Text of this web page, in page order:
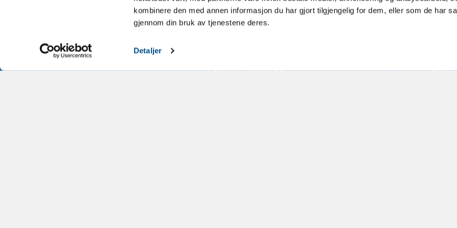
kombinere den med annen informasjon du har gjort tilgjengelig for dem, eller som de har
gjennom din bruk av tjenestene deres.
Detaljer
enlighet med personuppgiftspolicy och användarvillkor
LEDIGA TJÄNSTER FAQ